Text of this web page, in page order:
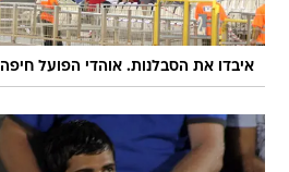
איבדו את הסבלנות. אוהדי הפועל חיפה